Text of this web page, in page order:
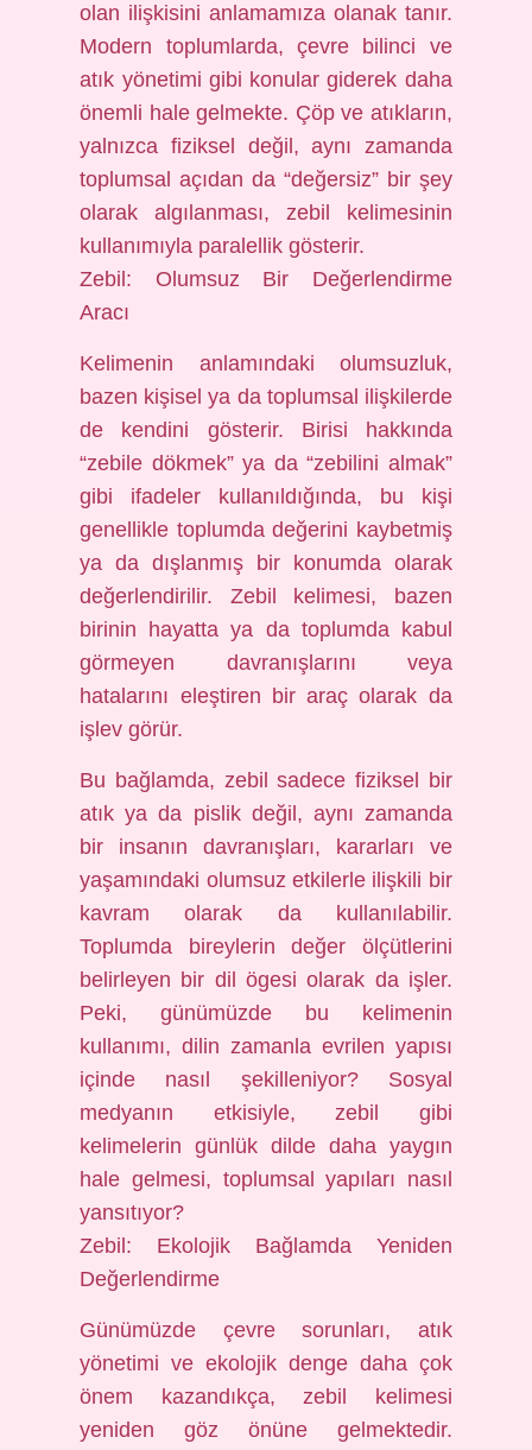
olan ilişkisini anlamamıza olanak tanır.
Modern toplumlarda, çevre bilinci ve
atık yönetimi gibi konular giderek daha
önemli hale gelmekte. Çöp ve atıkların,
yalnızca fiziksel değil, aynı zamanda
toplumsal açıdan da “değersiz” bir şey
olarak algılanması, zebil kelimesinin
kullanımıyla paralellik gösterir.
Zebil: Olumsuz Bir Değerlendirme
Aracı
Kelimenin anlamındaki olumsuzluk,
bazen kişisel ya da toplumsal ilişkilerde
de kendini gösterir. Birisi hakkında
“zebile dökmek” ya da “zebilini almak”
gibi ifadeler kullanıldığında, bu kişi
genellikle toplumda değerini kaybetmiş
ya da dışlanmış bir konumda olarak
değerlendirilir. Zebil kelimesi, bazen
birinin hayatta ya da toplumda kabul
görmeyen davranışlarını veya
hatalarını eleştiren bir araç olarak da
işlev görür.
Bu bağlamda, zebil sadece fiziksel bir
atık ya da pislik değil, aynı zamanda
bir insanın davranışları, kararları ve
yaşamındaki olumsuz etkilerle ilişkili bir
kavram olarak da kullanılabilir.
Toplumda bireylerin değer ölçütlerini
belirleyen bir dil ögesi olarak da işler.
Peki, günümüzde bu kelimenin
kullanımı, dilin zamanla evrilen yapısı
içinde nasıl şekilleniyor? Sosyal
medyanın etkisiyle, zebil gibi
kelimelerin günlük dilde daha yaygın
hale gelmesi, toplumsal yapıları nasıl
yansıtıyor?
Zebil: Ekolojik Bağlamda Yeniden
Değerlendirme
Günümüzde çevre sorunları, atık
yönetimi ve ekolojik denge daha çok
önem kazandıkça, zebil kelimesi
yeniden göz önüne gelmektedir.